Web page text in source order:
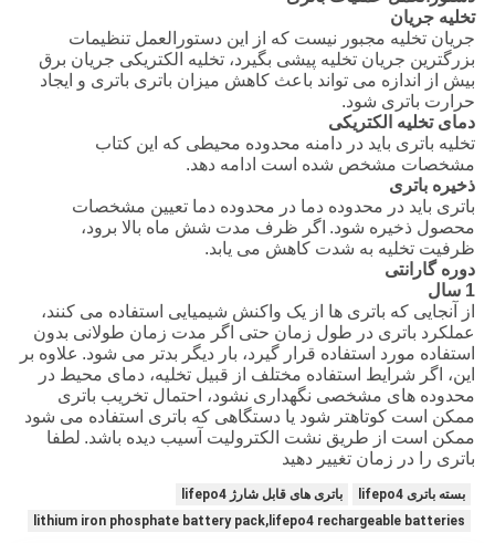
تخلیه جریان
جریان تخلیه مجبور نیست که از این دستورالعمل تنظیمات
بزرگترین جریان تخلیه پیشی بگیرد، تخلیه الکتریکی جریان برق
بیش از اندازه می تواند باعث کاهش میزان باتری باتری و ایجاد
حرارت باتری شود.
دمای تخلیه الکتریکی
تخلیه باتری باید در دامنه محدوده محیطی که این کتاب
مشخصات مشخص شده است ادامه دهد.
ذخیره باتری
باتری باید در محدوده دما در محدوده دما تعیین مشخصات
محصول ذخیره شود. اگر ظرف مدت شش ماه بالا برود،
ظرفیت تخلیه به شدت کاهش می یابد.
دوره گارانتی
1 سال
از آنجایی که باتری ها از یک واکنش شیمیایی استفاده می کنند،
عملکرد باتری در طول زمان حتی اگر مدت زمان طولانی بدون
استفاده مورد استفاده قرار گیرد، بار دیگر بدتر می شود. علاوه بر
این، اگر شرایط استفاده مختلف از قبیل تخلیه، دمای محیط در
محدوده های مشخصی نگهداری نشود، احتمال تخریب باتری
ممکن است کوتاهتر شود یا دستگاهی که باتری استفاده می شود
ممکن است از طریق نشت الکترولیت آسیب دیده باشد. لطفا
باتری را در زمان تغییر دهید
بسته باتری lifepo4
باتری های قابل شارژ lifepo4
lithium iron phosphate battery pack,lifepo4 rechargeable batteries